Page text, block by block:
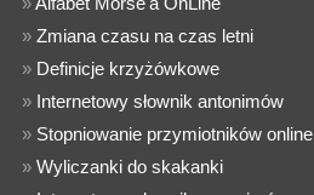
»Zmiana czasu na czas letni
» Definicje krzyżówkowe
» Internetowy słownik antonimów
» Stopniowanie przymiotników online
»Wyliczanki do skakanki